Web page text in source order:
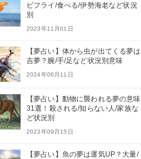
ビフライ/食べる/伊勢海老など状況
別
2023年11月01日
【夢占い】体から虫が出てくる夢は
吉夢？腕/手/足など状況別意味
2024年06月11日
【夢占い】動物に襲われる夢の意味
31選！殺される/知らない人/家族な
ど状況別
2023年09月15日
【夢占い】魚の夢は運気UP？大量/